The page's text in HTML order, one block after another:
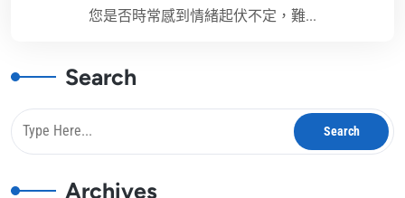
您是否時常感到情緒起伏不定，難...
Search
Archives